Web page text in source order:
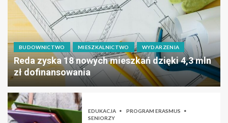
BUDOWNICTWO MIESZKALNICTWO WYDARZENIA
Reda zyska 18 nowych mieszkań dzięki 4,3 mln
zł dofinansowania
EDUKACJA
PROGRAM ERASMUS
SENIORZY